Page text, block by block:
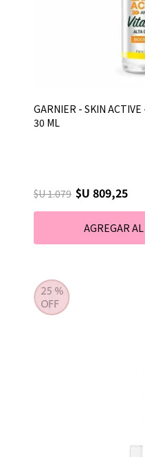
GARNIER - SKIN
30 ML
$U 1.079 $U 809,25